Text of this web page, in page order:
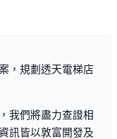
，規劃透天電梯店
我們將盡力查證相
訊皆以敦富開發及